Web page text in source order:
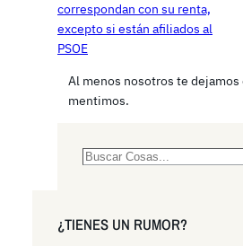
correspondan con su renta,
excepto si están afiliados al
PSOE
Al menos nosotros te dejamos
mentimos.
S
r
¿TIENES UN RUMOR?